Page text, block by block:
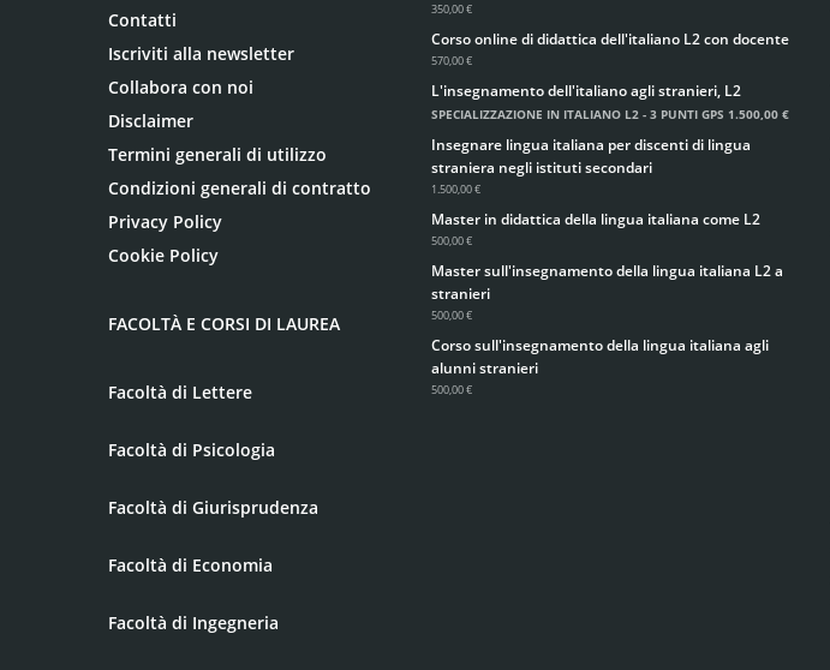
Contatti
Iscriviti alla newsletter
Collabora con noi
Disclaimer
Termini generali di utilizzo
Condizioni generali di contratto
Privacy Policy
Cookie Policy
FACOLTÀ E CORSI DI LAUREA
Facoltà di Lettere
Facoltà di Psicologia
Facoltà di Giurisprudenza
Facoltà di Economia
Facoltà di Ingegneria
350,00 €
Corso online di didattica dell'italiano L2 con docente
570,00 €
L'insegnamento dell'italiano agli stranieri, L2
SPECIALIZZAZIONE IN ITALIANO L2 - 3 PUNTI GPS 1.500,00 €
Insegnare lingua italiana per discenti di lingua
straniera negli istituti secondari
1.500,00 €
Master in didattica della lingua italiana come L2
500,00 €
Master sull'insegnamento della lingua italiana L2 a
stranieri
500,00 €
Corso sull'insegnamento della lingua italiana agli
alunni stranieri
500,00 €